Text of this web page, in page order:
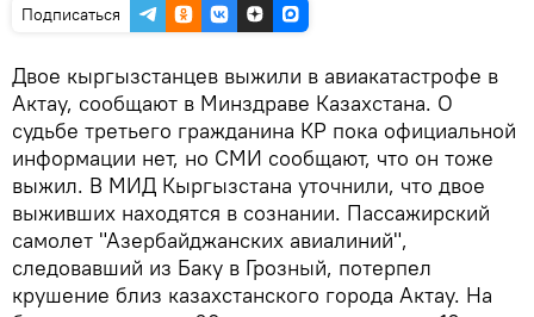
Подписаться
Двое кыргызстанцев выжили в авиакатастрофе в
Актау, сообщают в Минздраве Казахстана. О
судьбе третьего гражданина КР пока официальной
информации нет, но СМИ сообщают, что он тоже
выжил. В МИД Кыргызстана уточнили, что двое
выживших находятся в сознании. Пассажирский
самолет "Азербайджанских авиалиний",
следовавший из Баку в Грозный, потерпел
крушение близ казахстанского города Актау. На